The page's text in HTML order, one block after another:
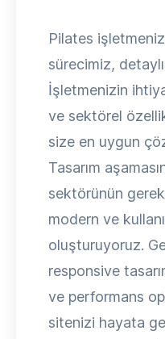
Pilates
sürecimiz,
İşletmenizin
ve sektörel
size en uygun
Tasarım
sektörünün
modern ve
oluşturuyoruz.
responsive
ve performans
sitenizi hayata